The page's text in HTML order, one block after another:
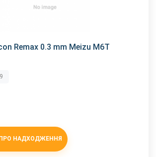
Remax 0.3 mm Meizu M6T
НАДХОДЖЕННЯ